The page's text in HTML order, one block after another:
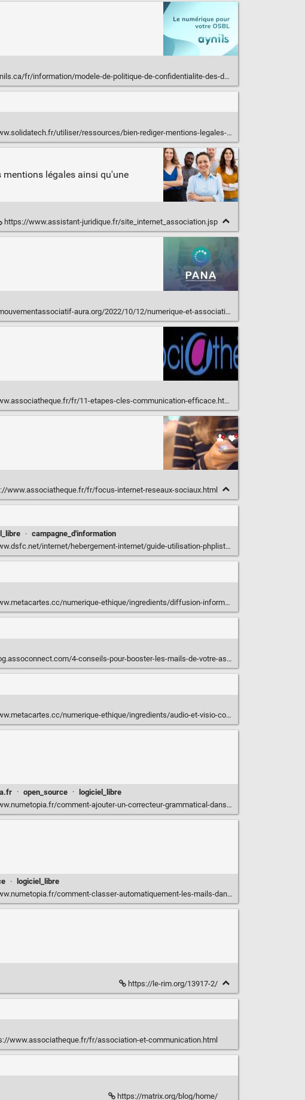
fr/information/modele-de-politique-de-confidentialite-des-donnees/
utiliser/ressources/bien-rediger-mentions-legales-site-internet
légales ainsi qu'une
https://www.assistant-juridique.fr/site_internet_association.jsp
aura.org/2022/10/12/numerique-et-associations-auvergne-rhone-alpes-fiches-outils/
fr/11-etapes-cles-communication-efficace.html
www.associatheque.fr/fr/focus-internet-reseaux-sociaux.html
· campagne_d'information
internet/hebergement-internet/guide-utilisation-phplist/
numerique-ethique/ingredients/diffusion-informations/
4-conseils-pour-booster-les-mails-de-votre-association
numerique-ethique/ingredients/audio-et-visio-conference/
· open_source · logiciel_libre
ajouter-un-correcteur-grammatical-dans-thunderbird/#utm_source=rss&utm_medium=rss&utm_campaign=comment-ajouter-un-correcteur-grammatical-dans-thunderbird
· logiciel_libre
comment-classer-automatiquement-les-mails-dans-thunderbird/
https://le-rim.org/13917-2/
www.associatheque.fr/fr/association-et-communication.html
https://matrix.org/blog/home/